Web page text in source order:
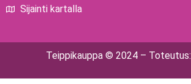
Sijainti kartalla
Teippikauppa © 2024 – Toteutus: